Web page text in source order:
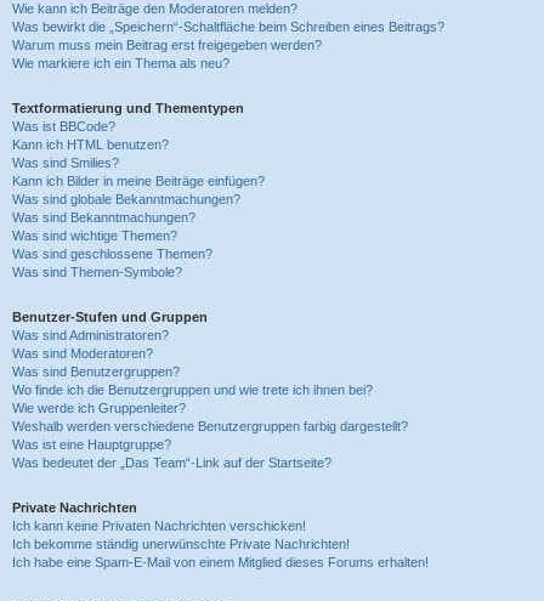
Wie kann ich Beiträge den Moderatoren melden?
Was bewirkt die „Speichern“-Schaltfläche beim Schreiben eines Beitrags?
Warum muss mein Beitrag erst freigegeben werden?
Wie markiere ich ein Thema als neu?
Textformatierung und Thementypen
Was ist BBCode?
Kann ich HTML benutzen?
Was sind Smilies?
Kann ich Bilder in meine Beiträge einfügen?
Was sind globale Bekanntmachungen?
Was sind Bekanntmachungen?
Was sind wichtige Themen?
Was sind geschlossene Themen?
Was sind Themen-Symbole?
Benutzer-Stufen und Gruppen
Was sind Administratoren?
Was sind Moderatoren?
Was sind Benutzergruppen?
Wo finde ich die Benutzergruppen und wie trete ich ihnen bei?
Wie werde ich Gruppenleiter?
Weshalb werden verschiedene Benutzergruppen farbig dargestellt?
Was ist eine Hauptgruppe?
Was bedeutet der „Das Team“-Link auf der Startseite?
Private Nachrichten
Ich kann keine Privaten Nachrichten verschicken!
Ich bekomme ständig unerwünschte Private Nachrichten!
Ich habe eine Spam-E-Mail von einem Mitglied dieses Forums erhalten!